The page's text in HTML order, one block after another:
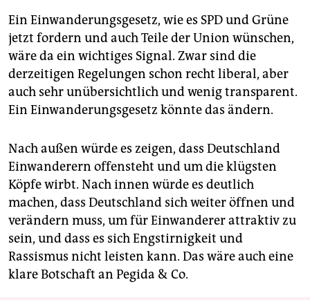
Ein Einwanderungsgesetz, wie es SPD und Grüne
jetzt fordern und auch Teile der Union wünschen,
wäre da ein wichtiges Signal. Zwar sind die
derzeitigen Regelungen schon recht liberal, aber
auch sehr unübersichtlich und wenig transparent.
Ein Einwanderungsgesetz könnte das ändern.
Nach außen würde es zeigen, dass Deutschland
Einwanderern offensteht und um die klügsten
Köpfe wirbt. Nach innen würde es deutlich
machen, dass Deutschland sich weiter öffnen und
verändern muss, um für Einwanderer attraktiv zu
sein, und dass es sich Engstirnigkeit und
Rassismus nicht leisten kann. Das wäre auch eine
klare Botschaft an Pegida & Co.